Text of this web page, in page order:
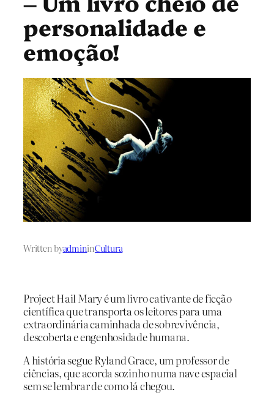
personalidade e
emoção!
Written byadmininCultura
Project Hail Mary é um livro cativante de ficção
científica que transporta os leitores para uma
extraordinária caminhada de sobrevivência,
descoberta e engenhosidade humana.
A história segue Ryland Grace, um professor de
ciências, que acorda sozinho numa nave espacial
sem se lembrar de como lá chegou.